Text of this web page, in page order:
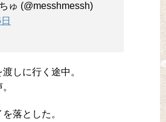
ゅ (@messhmessh)
しに行く途中。
落とした。